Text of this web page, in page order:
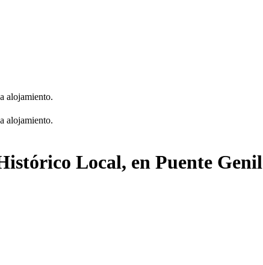
alojamiento.
alojamiento.
Local, en Puente Genil